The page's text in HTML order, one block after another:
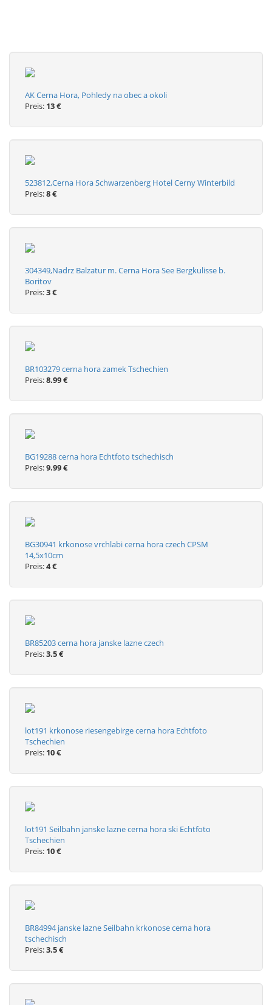
AK Cerna Hora, Pohledy na obec a okoli
Preis: 13 €
523812,Cerna Hora Schwarzenberg Hotel Cerny Winterbild
Preis:8 €
304349,Nadrz Balzatur m. Cerna Hora See Bergkulisse b.
Boritov
Preis:3 €
BR103279 cerna hora zamek Tschechien
Preis:8.99 €
BG19288 cerna hora Echtfoto tschechisch
Preis:9.99 €
BG30941 krkonose vrchlabi cerna hora czech CPSM
14,5x10cm
Preis:4 €
BR85203 cerna hora janske lazne czech
Preis:3.5 €
lot191 krkonose riesengebirge cerna hora Echtfoto
Tschechien
Preis: 10 €
lot191 Seilbahn janske lazne cerna hora ski Echtfoto
Tschechien
Preis: 10 €
BR84994 janske lazne Seilbahn krkonose cerna hora
tschechisch
Preis:3.5 €